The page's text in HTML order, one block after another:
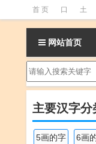
首 页 口 土
氵 火 王
阝 魚
网站首页
主要汉字分
5画的字 6画